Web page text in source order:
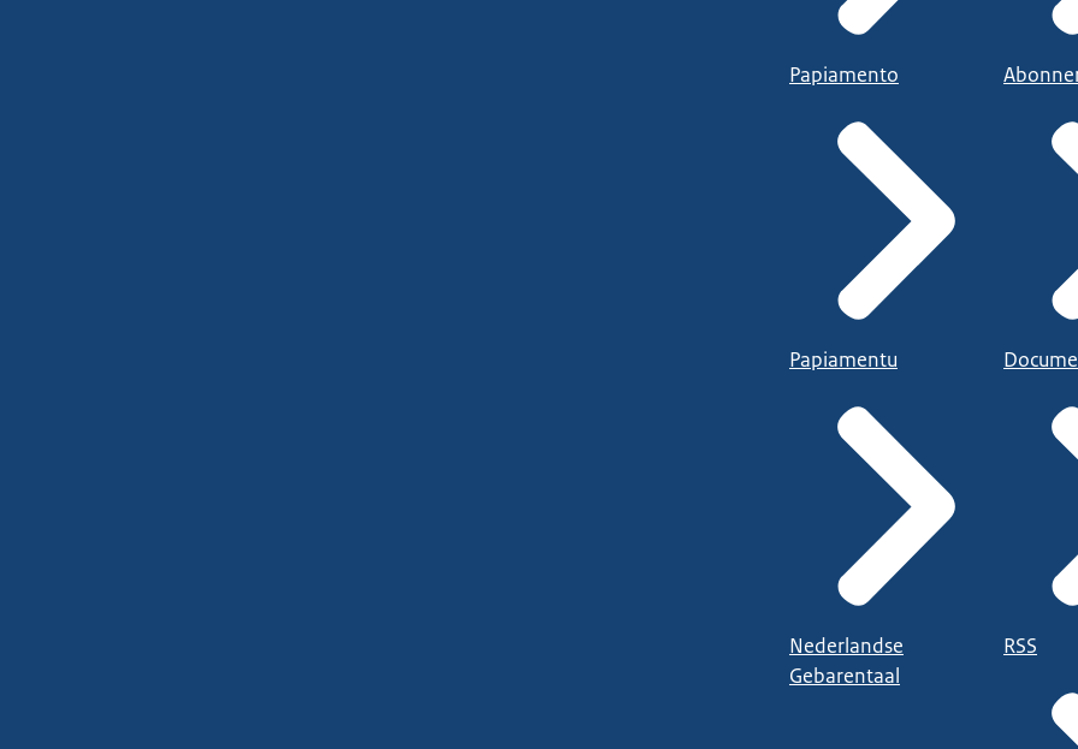
Papiamento
Papiamentu
Nederlandse
Gebarentaal
RSS